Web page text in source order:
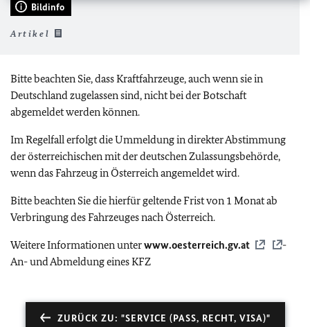
Bildinfo
Artikel
Bitte beachten Sie, dass Kraftfahrzeuge, auch wenn sie in
Deutschland zugelassen sind, nicht bei der Botschaft
abgemeldet werden können.
Im Regelfall erfolgt die Ummeldung in direkter Abstimmung
der österreichischen mit der deutschen Zulassungsbehörde,
wenn das Fahrzeug in Österreich angemeldet wird.
Bitte beachten Sie die hierfür geltende Frist von 1 Monat ab
Verbringung des Fahrzeuges nach Österreich.
Weitere Informationen unterwww.oesterreich.gv.at
-
An- und Abmeldung eines KFZ
ZURÜCK ZU: "SERVICE (PASS, RECHT, VISA)"